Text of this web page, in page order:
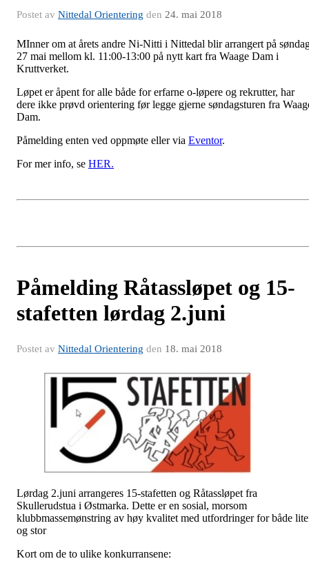
Postet av Nittedal Orientering den 24. mai 2018
MInner om at årets andre Ni-Nitti i Nittedal blir arrangert på
27 mai mellom kl. 11:00-13:00 på nytt kart fra Waage Dam i
Kruttverket.
Løpet er åpent for alle både for erfarne o-løpere og rekrutter, har
dere ikke prøvd orientering før legge gjerne søndagsturen fra
Dam.
Påmelding enten ved oppmøte eller via Eventor.
For mer info, se HER.
Påmelding Råtassløpet og 15-
stafetten lørdag 2.juni
Postet av Nittedal Orientering den 18. mai 2018
Lørdag 2.juni arrangeres 15-stafetten og Råtassløpet fra
Skullerudstua i Østmarka. Dette er en sosial, morsom
klubbmassemønstring av høy kvalitet med utfordringer for både
og stor
Kort om de to ulike konkurransene: